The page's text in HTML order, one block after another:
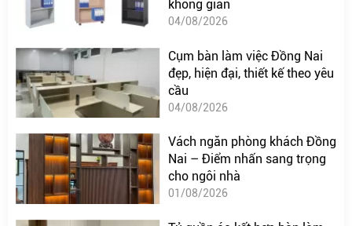
không gian
04/08/2026
Cụm bàn làm việc Đồng Nai
đẹp, hiện đại, thiết kế theo yêu
cầu
04/08/2026
Vách ngăn phòng khách Đồng
Nai – Điểm nhấn sang trọng
cho ngôi nhà
01/08/2026